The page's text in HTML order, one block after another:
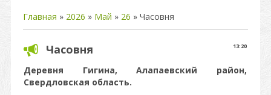
Главная » 2026 » Май » 26 » Часовня
13:20
Часовня
Деревня Гигина,
Алапаевский район,
Свердловская область.